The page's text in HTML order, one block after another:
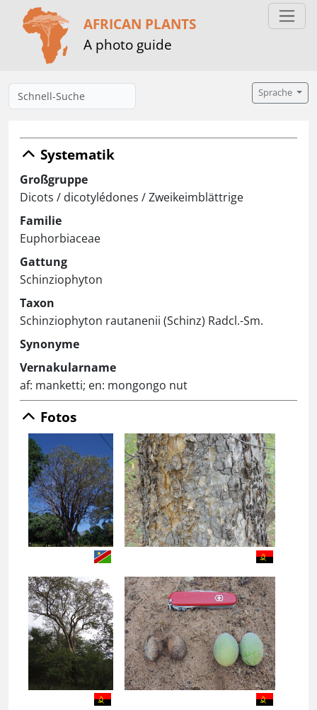
AFRICAN PLANTS
A photo guide
Sprache
Systematik
Großgruppe
Dicots / dicotylédones / Zweikeimblättrige
Familie
Euphorbiaceae
Gattung
Schinziophyton
Taxon
Schinziophyton rautanenii (Schinz) Radcl.-Sm.
Synonyme
Vernakularname
af: manketti; en: mongongo nut
Fotos